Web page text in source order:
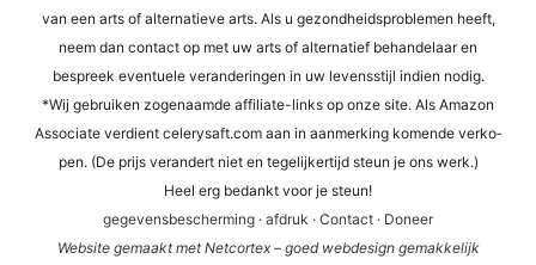
van een arts of alter­na­tie­ve arts. Als u gezond­heids­pro­ble­men heeft,
neem dan cont­act op met uw arts of alter­na­tief behan­del­a­ar en
bespreek even­tue­le ver­an­de­rin­gen in uw levens­sti­jl indi­en nodig.
*Wij gebrui­ken zogen­aam­de affi­lia­te-links op onze site. Als Ama­zon
Asso­cia­te ver­dient cele​ry​saft​.com aan in aan­mer­king komen­de ver­ko­
pen. (De prijs ver­an­dert niet en tege­li­jker­tijd steun je ons werk.)
Heel erg bedankt voor je steun!
gege­vens­be­scher­ming · afdruk · Cont­act · Doneer
Web­site gema­akt met Net­cortex – goed web­de­sign gemak­ke­li­jk